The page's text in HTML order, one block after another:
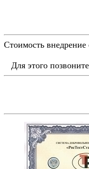
Стоимость
Для этого